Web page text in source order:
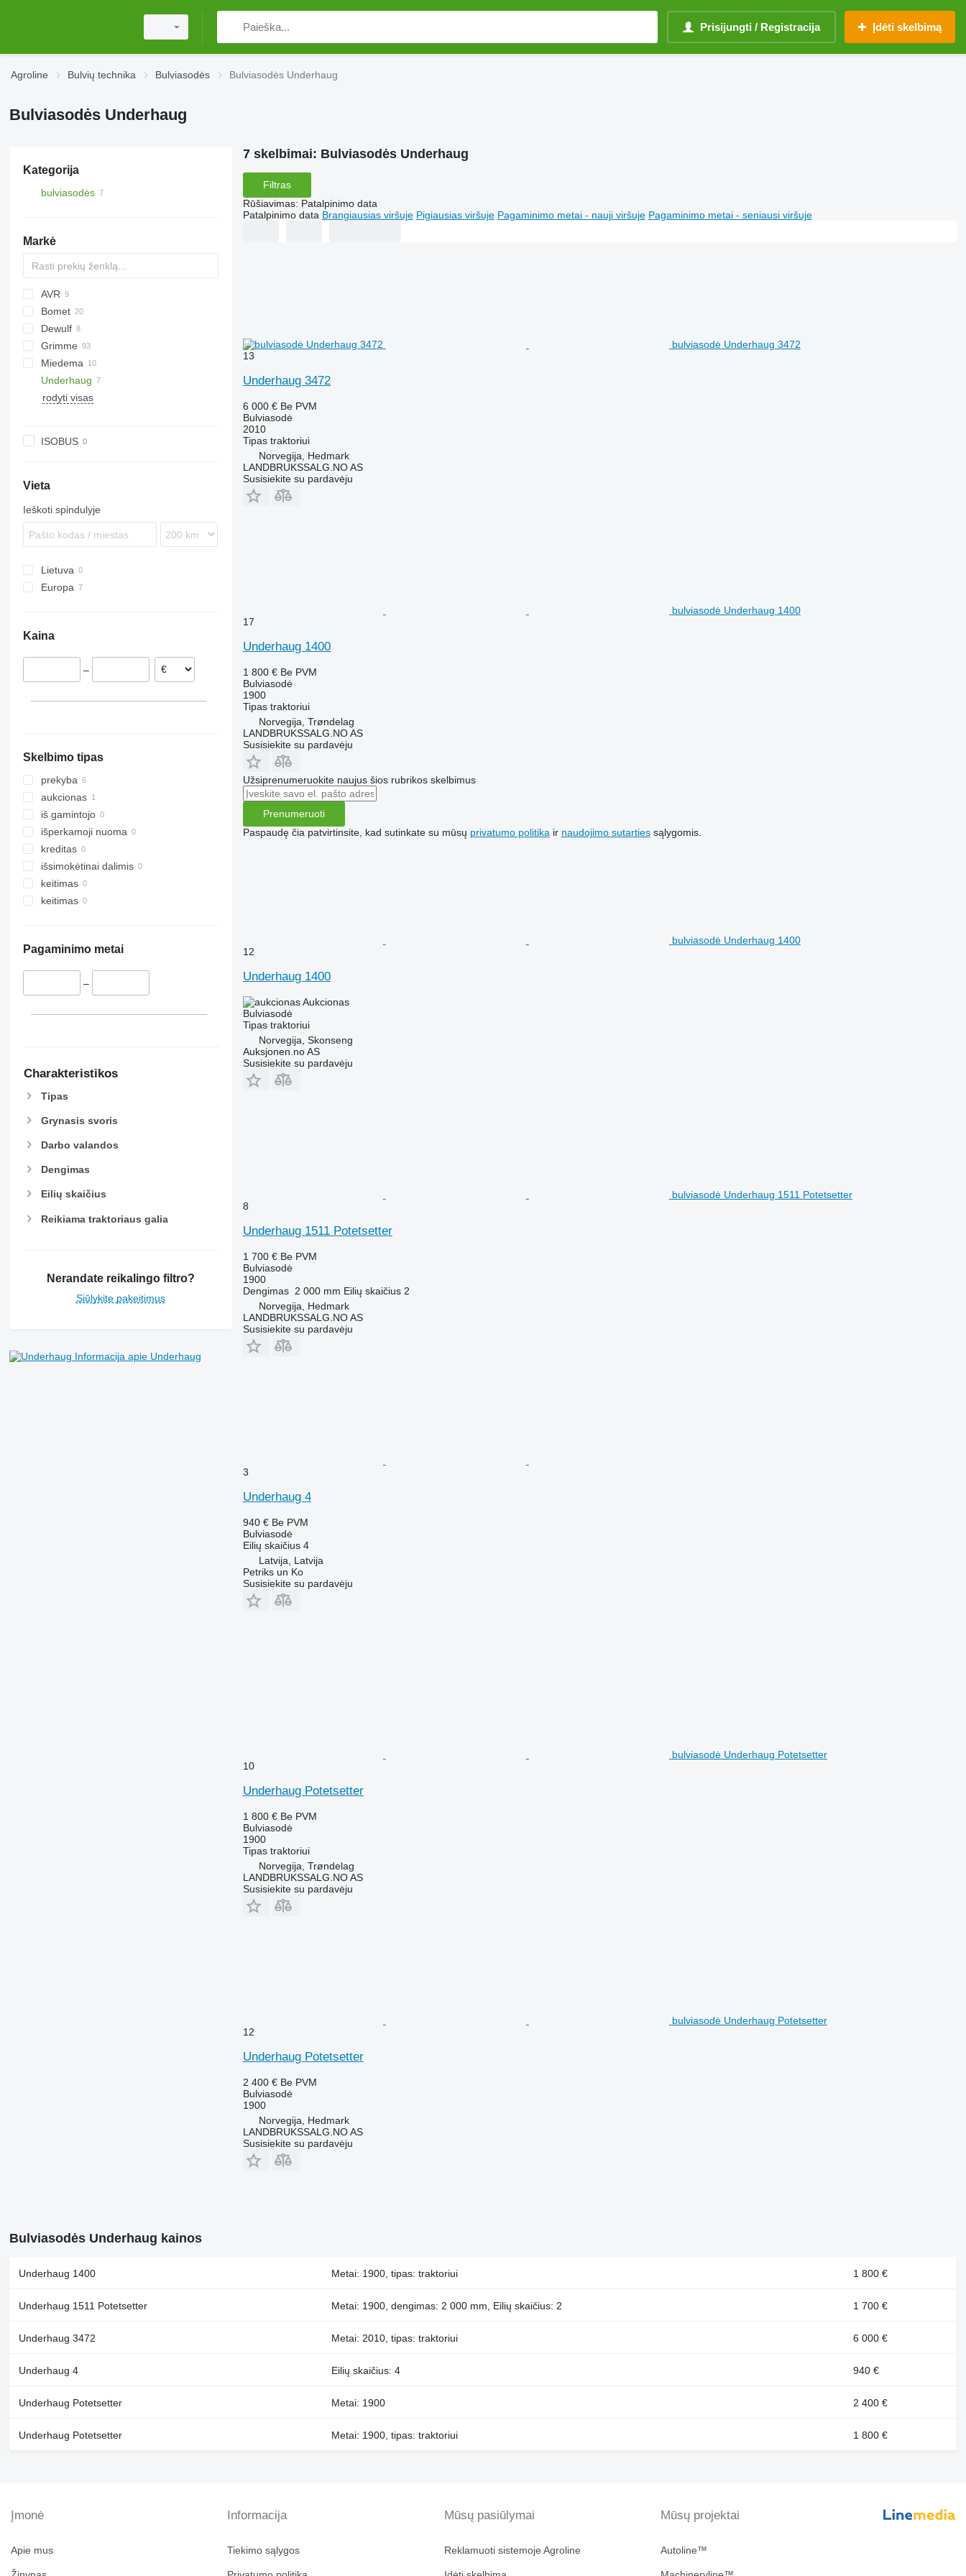
Prisijungti / Registracija Įdėti skelbimą
Agroline Bulvių technika Bulviasodės Bulviasodės Underhaug
Bulviasodės Underhaug
Kategorija
bulviasodės
Markė
AVR
Ceres
MultiForce
Bomet
S-series
Junior
Dewulf
Grimme
EVO
FA
GF
WH
VL
UN
Miedema
Keiler
Underhaug
rodyti visas
ISOBUS
Vieta
Ieškoti spindulyje
Lietuva
Europa
Kaina
–
Skelbimo tipas
prekyba
aukcionas
iš gamintojo
išperkamoji nuoma
kreditas
išsimokėtinai dalimis
keitimas
keitimas
Pagaminimo metai
–
Charakteristikos
Tipas
Grynasis svoris
Darbo valandos
Dengimas
Eilių skaičius
Reikiama traktoriaus galia
Nerandate reikalingo filtro?
Siūlykite pakeitimus
Informacija apie Underhaug
7 skelbimai: Bulviasodės Underhaug
Filtras
Rūšiavimas: Patalpinimo data
Patalpinimo data Brangiausias viršuje Pigiausias viršuje Pagaminimo metai - nauji viršuje Pagaminimo metai - seniausi viršuje
bulviasodė Underhaug 3472
13
Underhaug 3472
6 000 € Be PVM
Bulviasodė
2010
Tipas traktoriui
Norvegija, Hedmark
LANDBRUKSSALG.NO AS
Susisiekite su pardavėju
bulviasodė Underhaug 1400
17
Underhaug 1400
1 800 € Be PVM
Bulviasodė
1900
Tipas traktoriui
Norvegija, Trøndelag
LANDBRUKSSALG.NO AS
Susisiekite su pardavėju
Užsiprenumeruokite naujus šios rubrikos skelbimus
Prenumeruoti
Paspaudę čia patvirtinsite, kad sutinkate su mūsų privatumo politika ir naudojimo sutartiessąlygomis.
bulviasodė Underhaug 1400
12
Underhaug 1400
Aukcionas
Bulviasodė
Tipas traktoriui
Norvegija, Skonseng
Auksjonen.no AS
Susisiekite su pardavėju
bulviasodė Underhaug 1511 Potetsetter
8
Underhaug 1511 Potetsetter
1 700 € Be PVM
Bulviasodė
1900
Dengimas 2 000 mm Eilių skaičius 2
Norvegija, Hedmark
LANDBRUKSSALG.NO AS
Susisiekite su pardavėju
3
Underhaug 4
940 € Be PVM
Bulviasodė
Eilių skaičius 4
Latvija, Latvija
Petriks un Ko
Susisiekite su pardavėju
bulviasodė Underhaug Potetsetter
10
Underhaug Potetsetter
1 800 € Be PVM
Bulviasodė
1900
Tipas traktoriui
Norvegija, Trøndelag
LANDBRUKSSALG.NO AS
Susisiekite su pardavėju
bulviasodė Underhaug Potetsetter
12
Underhaug Potetsetter
2 400 € Be PVM
Bulviasodė
1900
Norvegija, Hedmark
LANDBRUKSSALG.NO AS
Susisiekite su pardavėju
Bulviasodės Underhaug kainos
Underhaug 1400 Metai: 1900, tipas: traktoriui 1 800 €
Underhaug 1511 Potetsetter Metai: 1900, dengimas: 2 000 mm, Eilių skaičius: 2 1 700 €
Underhaug 3472 Metai: 2010, tipas: traktoriui 6 000 €
Underhaug 4 Eilių skaičius: 4 940 €
Underhaug Potetsetter Metai: 1900 2 400 €
Underhaug Potetsetter Metai: 1900, tipas: traktoriui 1 800 €
Įmonė
Apie mus
Informacija
Tiekimo sąlygos
Mūsų pasiūlymai
Reklamuoti sistemoje Agroline
Mūsų projektai
Autoline™